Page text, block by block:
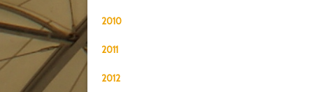
2010
2011
2012